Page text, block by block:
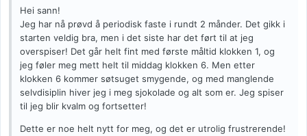
Hei sann!
Jeg har nå prøvd å periodisk faste i rundt 2 månder. Det gikk i
starten veldig bra, men i det siste har det ført til at jeg
overspiser! Det går helt fint med første måltid klokken 1, og
jeg føler meg mett helt til middag klokken 6. Men etter
klokken 6 kommer søtsuget smygende, og med manglende
selvdisiplin hiver jeg i meg sjokolade og alt som er. Jeg spiser
til jeg blir kvalm og fortsetter!
Dette er noe helt nytt for meg, og det er utrolig frustrerende!